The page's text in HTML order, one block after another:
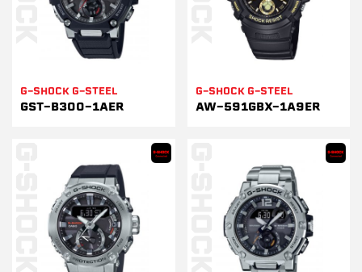
G-SHOCK G-STEEL
GST-B300-1AER
G-SHOCK G-STEEL
AW-591GBX-1A9ER